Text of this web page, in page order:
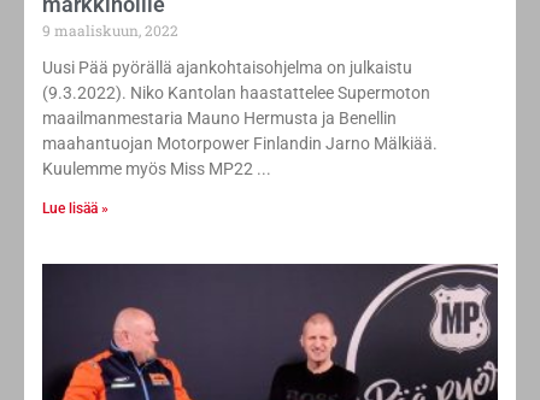
9 maaliskuun, 2022
Uusi Pää pyörällä ajankohtaisohjelma on julkaistu
(9.3.2022). Niko Kantolan haastattelee Supermoton
maailmanmestaria Mauno Hermusta ja Benellin
maahantuojan Motorpower Finlandin Jarno Mälkiää.
Kuulemme myös Miss MP22
Lue lisää »